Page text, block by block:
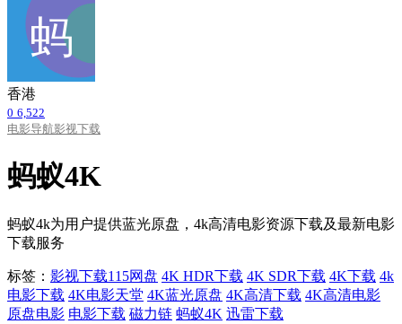
香港
0 6,522
电影导航影视下载
蚂蚁4K
蚂蚁4k为用户提供蓝光原盘，4k高清电影资源下载及最新电影
下载服务
标签： 影视下载115网盘 4K HDR下载 4K SDR下载 4K下载 4k
电影下载 4K电影天堂 4K蓝光原盘 4K高清下载 4K高清电影
原盘电影 电影下载 磁力链 蚂蚁4K 迅雷下载